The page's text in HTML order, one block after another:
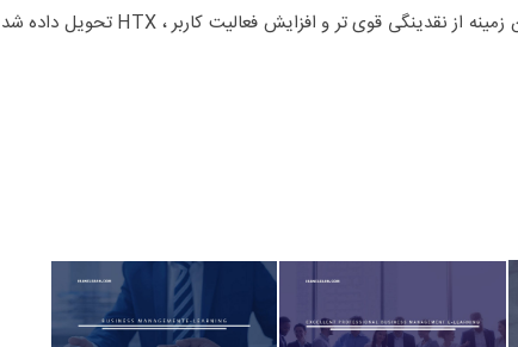
سالگرد خود را جشن گرفت. در برابر این زمینه از نقدینگی قوی تر و افزایش فعالیت کاربر ، HTX تحویل داده شد